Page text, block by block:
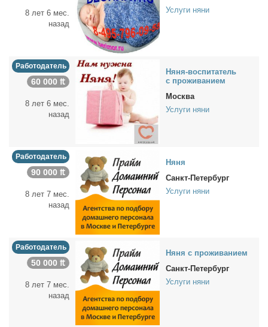
8 лет 6 мес.
назад
Услуги няни
Работодатель
60 000 ₶
8 лет 6 мес.
назад
Ня­ня-вос­пи­та­тель
с про­жи­ва­ни­ем
Москва
Услуги няни
Работодатель
90 000 ₶
8 лет 7 мес.
назад
Ня­ня
Санкт-Петербург
Услуги няни
Работодатель
50 000 ₶
8 лет 7 мес.
назад
Ня­ня с про­жи­ва­ни­ем
Санкт-Петербург
Услуги няни